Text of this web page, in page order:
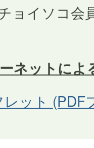
ョイソコ会
ネットによ
ット (PDF